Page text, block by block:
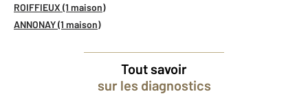
ROIFFIEUX (1 maison)
ANNONAY (1 maison)
Tout savoir
sur les diagnostics